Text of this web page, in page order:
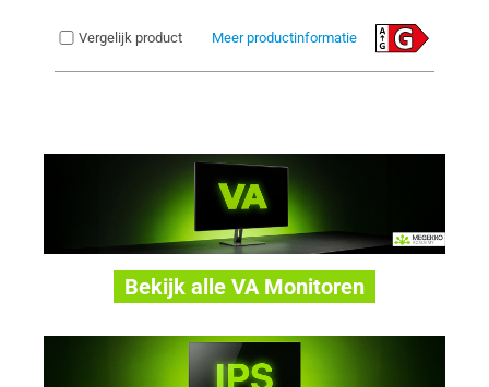
Vergelijk product Meer productinformatie
Bekijk alle VA Monitoren